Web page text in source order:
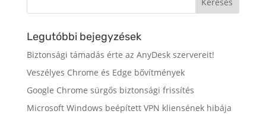
Legutóbbi bejegyzések
Biztonsági támadás érte az AnyDesk szervereit!
Veszélyes Chrome és Edge bővítmények
Google Chrome sürgős biztonsági frissítés
Microsoft Windows beépített VPN kliensének hibája